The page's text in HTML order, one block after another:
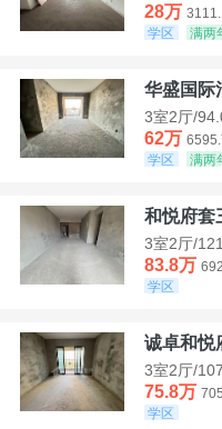
28万
学区
满两
华盛国际
3室2厅/
62万
学区
满两
和悦府套
3室2厅/
83.8万
学区
诚卓和悦
3室2厅/
75.8万
学区